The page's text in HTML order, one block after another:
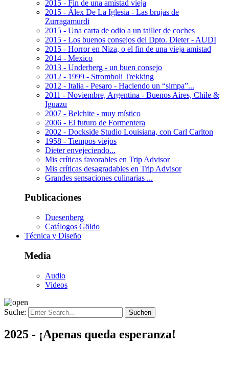
2015 - Fin de una amistad vieja
2015 - Álex De La Iglesia - Las brujas de
Zurragamurdi
2015 - Una carta de odio a un tailler de coches
2015 - Los buenos consejos del Dpto. Dieter - AUDI
2015 - Horror en Niza, o el fin de una vieja amistad
2014 - Mexico
2013 - Underberg - un buen consejo
2012 - 1999 - Stromboli Trekking
2012 - Italia - Pesaro - Haciendo un “simpa”...
2011 - Noviembre, Argentina - Buenos Aires, Chile &
Iguazu
2007 - Belchite - muy místico
2006 - El futuro de Formentera
2002 - Dockside Studio Louisiana, con Carl Carlton
1958 - Tiempos viejos
Dieter envejeciendo...
Mis críticas favorables en Trip Advisor
Mis críticas desagradables en Trip Advisor
Grandes sensaciones culinarias ...
Publicaciones
Duesenberg
Catálogos Göldo
Técnica y Diseño
Media
Audio
Videos
Suche:
2025 - ¡Apenas queda esperanza!